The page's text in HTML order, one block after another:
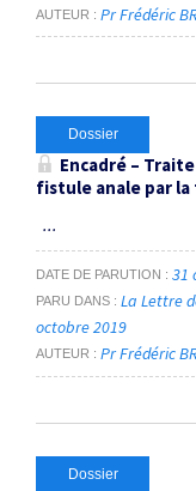
AUTEUR Pr Frédéric
Dossier
Encadré –
fistule anale par la
...
DATE DE PARUTION 31
PARU DANS
La Lettre
octobre 2019
AUTEUR Pr Frédéric
Dossier